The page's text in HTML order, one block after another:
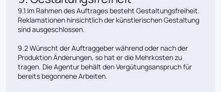
9.1 Im Rahmen des Auftrages besteht Gestaltungsfreiheit.
Reklamationen hinsichtlich der künstlerischen Gestaltung
sind ausgeschlossen.
9.2 Wünscht der Auftraggeber während oder nach der
Produktion Änderungen, so hat er die Mehrkosten zu
tragen. Die Agentur behält den Vergütungsanspruch für
bereits begonnene Arbeiten.